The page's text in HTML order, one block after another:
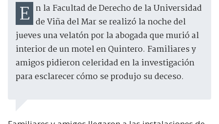
En la Facultad de Derecho de la Universidad de Viña del Mar se realizó la noche del
jueves una velatón por la abogada que murió al
interior de un motel en Quintero. Familiares y
amigos pidieron celeridad en la investigación
para esclarecer cómo se produjo su deceso.